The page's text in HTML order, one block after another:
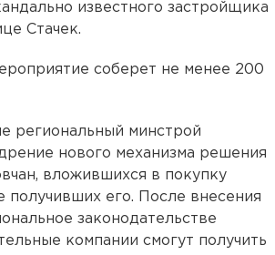
известного застройщика
Стачек.
соберет не менее 200
региональный минстрой
нового механизма решения
вложившихся в покупку
получивших его. После внесения
законодательстве
компании смогут получить